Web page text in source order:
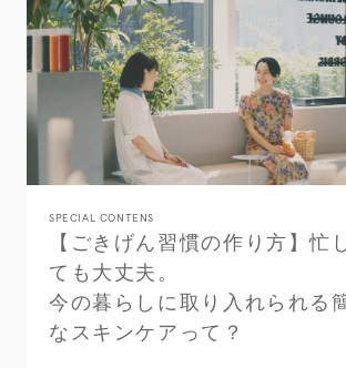
SPECIAL CONTENS
【ごきげん習慣の作り方】忙
ても大丈夫。
今の暮らしに取り入れられる
なスキンケアって？